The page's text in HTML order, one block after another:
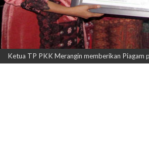
Ketua TP PKK Merangin memberikan Piagam